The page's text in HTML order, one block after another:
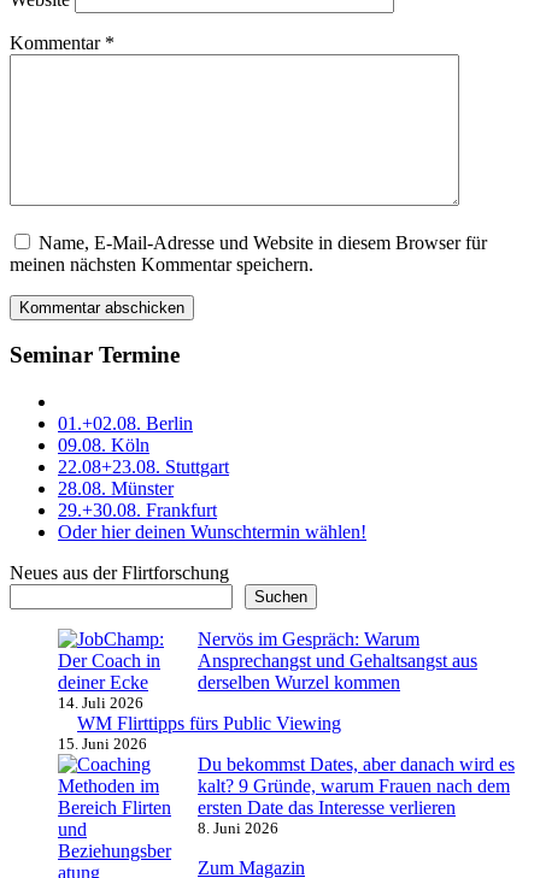
Kommentar *
Dieses
bitte
leer
lassen
Name, E-Mail-Adresse und Website in diesem Browser für
meinen nächsten Kommentar speichern.
Seminar Termine
01.+02.08. Berlin
09.08. Köln
22.08+23.08. Stuttgart
28.08. Münster
29.+30.08. Frankfurt
Oder hier deinen Wunschtermin wählen!
Neues aus der Flirtforschung
Suchen
Nervös im Gespräch: Warum
Ansprechangst und Gehaltsangst aus
derselben Wurzel kommen
14. Juli 2026
WM Flirttipps fürs Public Viewing
15. Juni 2026
Du bekommst Dates, aber danach wird es
kalt? 9 Gründe, warum Frauen nach dem
ersten Date das Interesse verlieren
8. Juni 2026
Zum Magazin